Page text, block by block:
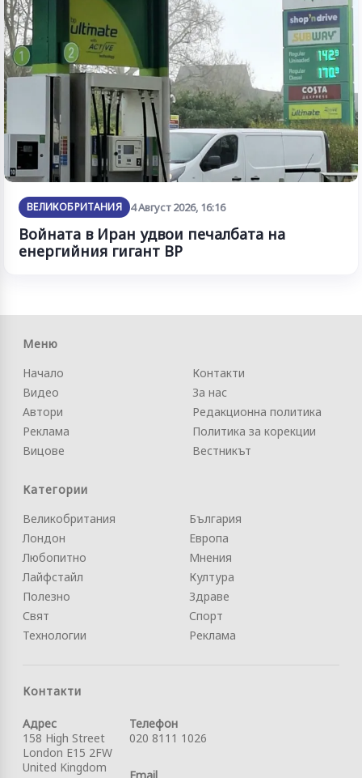
ВЕЛИКОБРИТАНИЯ 4 Август 2026, 16:16
Войната в Иран удвои печалбата на
енергийния гигант BP
Меню
Начало
Видео
Автори
Реклама
Вицове
Контакти
За нас
Редакционна политика
Политика за корекции
Вестникът
Категории
Великобритания
Лондон
Любопитно
Лайфстайл
Полезно
Свят
Технологии
България
Европа
Мнения
Култура
Здраве
Спорт
Реклама
Контакти
Адрес
158 High Street
London E15 2FW
United Kingdom
Телефон
020 8111 1026
Email